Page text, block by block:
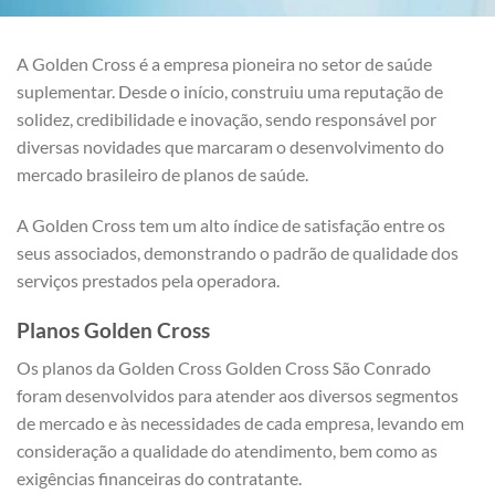
A Golden Cross é a empresa pioneira no setor de saúde
suplementar. Desde o início, construiu uma reputação de
solidez, credibilidade e inovação, sendo responsável por
diversas novidades que marcaram o desenvolvimento do
mercado brasileiro de planos de saúde.
A Golden Cross tem um alto índice de satisfação entre os
seus associados, demonstrando o padrão de qualidade dos
serviços prestados pela operadora.
Planos Golden Cross
Os planos da Golden Cross Golden Cross São Conrado
foram desenvolvidos para atender aos diversos segmentos
de mercado e às necessidades de cada empresa, levando em
consideração a qualidade do atendimento, bem como as
exigências financeiras do contratante.